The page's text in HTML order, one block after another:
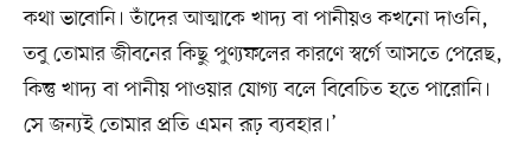
কথা ভাবোনি। তাঁদের আত্মাকে খাদ্য বা পানীয়ও কখনো দাওনি,
তবু তোমার জীবনের কিছু পুণ্যফলের কারণে স্বর্গে আসতে পেরেছ,
কিন্তু খাদ্য বা পানীয় পাওয়ার যোগ্য বলে বিবেচিত হতে পারোনি।
সে জন্যই তোমার প্রতি এমন রূঢ় ব্যবহার।’